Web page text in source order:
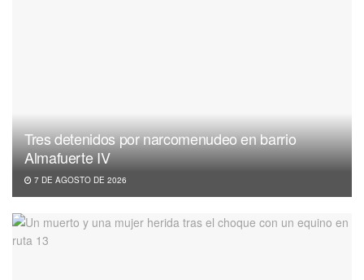
Tres detenidos por narcomenudeo en barrio
Almafuerte IV
7 DE AGOSTO DE 2026